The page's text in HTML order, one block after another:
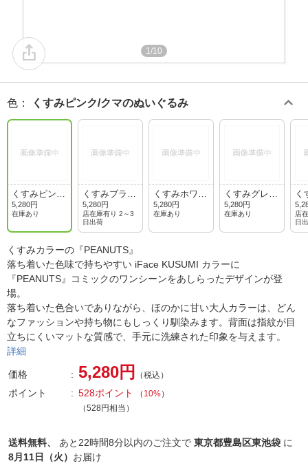
1/10
色 ： くすみピンク/クマのぬいぐるみ
くすみピン
ク/クマのぬ
いぐるみ
5,280円
在庫あり
くすみブラッ
ク/ジョー・
クール
5,280円
店在庫有り 2～3
日出荷
くすみホワイ
ト/びっくり
5,280円
在庫あり
くすみグレー
ジュ/トース
ト
5,280円
在庫あり
く
ン
店
日
くすみカラーの『PEANUTS』
落ち着いた色味で持ちやすい iFace KUSUMI カラーに
『PEANUTS』コミックのワンシーンをあしらったデザインが登
場。
落ち着いた色合いでありながら、ほのかに甘い大人カラーは、どん
なファッションや持ち物にもしっくり馴染みます。背面は指紋が目
立ちにくいマットな質感で、手元に洗練された印象を与えます。
詳細
価格 5,280円 （税込）
ポイント 528ポイント （ 10%）
（528円相当）
送料無料、 あと 22時間8分以内のご注文で 東京都豊島区東池袋 に
8月11日（火） お届け